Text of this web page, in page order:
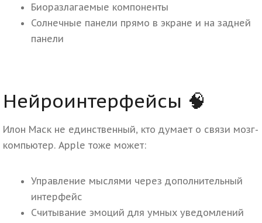
Биоразлагаемые компоненты
Солнечные панели прямо в экране и на задней
панели
Нейроинтерфейсы 🧠
Илон Маск не единственный, кто думает о связи мозг-
компьютер. Apple тоже может:
Управление мыслями через дополнительный
интерфейс
Считывание эмоций для умных уведомлений